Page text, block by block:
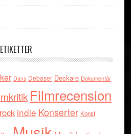
ETIKETTER
Dans Debaser Deckare Dokumentär
Filmrecension
indie Konserter Konst